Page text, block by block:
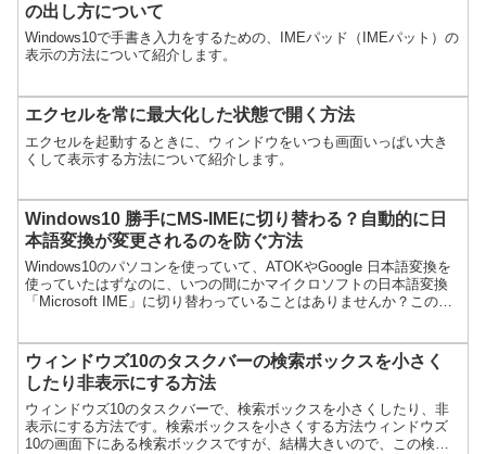
の出し方について
Windows10で手書き入力をするための、IMEパッド（IMEパット）の
表示の方法について紹介します。
エクセルを常に最大化した状態で開く方法
エクセルを起動するときに、ウィンドウをいつも画面いっぱい大き
くして表示する方法について紹介します。
Windows10 勝手にMS-IMEに切り替わる？自動的に日
本語変換が変更されるのを防ぐ方法
Windows10のパソコンを使っていて、ATOKやGoogle 日本語変換を
使っていたはずなのに、いつの間にかマイクロソフトの日本語変換
「Microsoft IME」に切り替わっていることはありませんか？この勝
ウィンドウズ10のタスクバーの検索ボックスを小さく
したり非表示にする方法
ウィンドウズ10のタスクバーで、検索ボックスを小さくしたり、非
表示にする方法です。検索ボックスを小さくする方法ウィンドウズ
10の画面下にある検索ボックスですが、結構大きいので、この検索